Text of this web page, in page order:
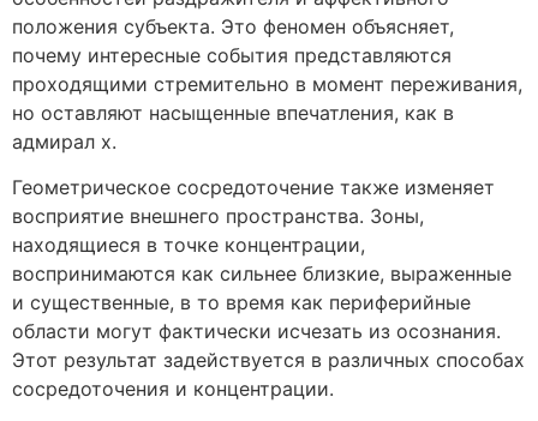
положения субъекта. Это феномен объясняет,
почему интересные события представляются
проходящими стремительно в момент переживания,
но оставляют насыщенные впечатления, как в
адмирал х.
Геометрическое сосредоточение также изменяет
восприятие внешнего пространства. Зоны,
находящиеся в точке концентрации,
воспринимаются как сильнее близкие, выраженные
и существенные, в то время как периферийные
области могут фактически исчезать из осознания.
Этот результат задействуется в различных способах
сосредоточения и концентрации.